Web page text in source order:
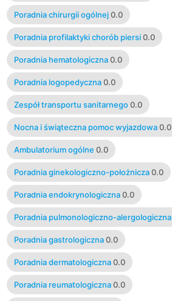
Poradnia chirurgii ogólnej 0.0
Poradnia profilaktyki chorób piersi 0.0
Poradnia hematologiczna 0.0
Poradnia logopedyczna 0.0
Zespół transportu sanitarnego 0.0
Nocna i świąteczna pomoc wyjazdowa 0.0
Ambulatorium ogólne 0.0
Poradnia ginekologiczno-położnicza 0.0
Poradnia endokrynologiczna 0.0
Poradnia pulmonologiczno-alergologiczna
Poradnia gastrologiczna 0.0
Poradnia dermatologiczna 0.0
Poradnia reumatologiczna 0.0